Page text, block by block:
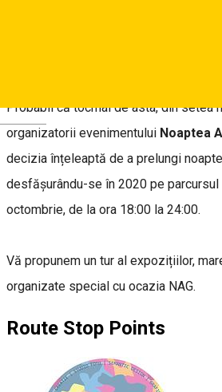
Probabil că tocmai de asta, din setea
organizatorii evenimentului Noaptea
decizia înțeleaptă de a prelungi
desfășurându-se în 2020 pe
octombrie, de la ora 18:00 la 24:00.
Vă propunem un tur al expozițiilor,
organizate special cu ocazia NAG.
Route Stop Points